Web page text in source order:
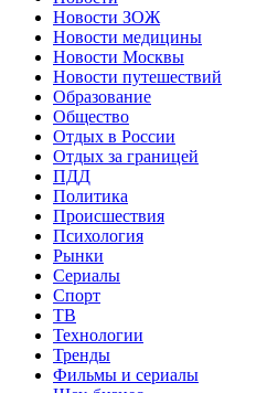
Новости ЗОЖ
Новости медицины
Новости Москвы
Новости путешествий
Образование
Общество
Отдых в России
Отдых за границей
ПДД
Политика
Происшествия
Психология
Рынки
Сериалы
Спорт
ТВ
Технологии
Тренды
Фильмы и сериалы